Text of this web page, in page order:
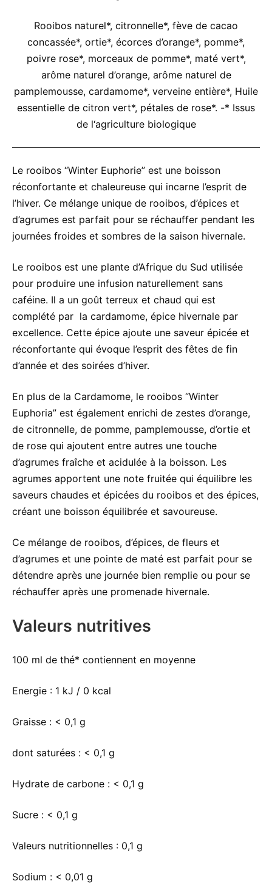
Rooibos naturel*, citronnelle*, fève de cacao
concassée*, ortie*, écorces d’orange*, pomme*,
poivre rose*, morceaux de pomme*, maté vert*,
arôme naturel d’orange, arôme naturel de
pamplemousse, cardamome*, verveine entière*, Huile
essentielle de citron vert*, pétales de rose*. -* Issus
de l‘agriculture biologique
Le rooibos “Winter Euphorie” est une boisson
réconfortante et chaleureuse qui incarne l’esprit de
l’hiver. Ce mélange unique de rooibos, d’épices et
d’agrumes est parfait pour se réchauffer pendant les
journées froides et sombres de la saison hivernale.
Le rooibos est une plante d’Afrique du Sud utilisée
pour produire une infusion naturellement sans
caféine. Il a un goût terreux et chaud qui est
complété par la cardamome, épice hivernale par
excellence. Cette épice ajoute une saveur épicée et
réconfortante qui évoque l’esprit des fêtes de fin
d’année et des soirées d’hiver.
En plus de la Cardamome, le rooibos “Winter
Euphoria” est également enrichi de zestes d’orange,
de citronnelle, de pomme, pamplemousse, d’ortie et
de rose qui ajoutent entre autres une touche
d’agrumes fraîche et acidulée à la boisson. Les
agrumes apportent une note fruitée qui équilibre les
saveurs chaudes et épicées du rooibos et des épices,
créant une boisson équilibrée et savoureuse.
Ce mélange de rooibos, d’épices, de fleurs et
d’agrumes et une pointe de maté est parfait pour se
détendre après une journée bien remplie ou pour se
réchauffer après une promenade hivernale.
Valeurs nutritives
100 ml de thé* contiennent en moyenne
Energie : 1 kJ / 0 kcal
Graisse : < 0,1 g
dont saturées : < 0,1 g
Hydrate de carbone : < 0,1 g
Sucre : < 0,1 g
Valeurs nutritionnelles : 0,1 g
Sodium : < 0,01 g